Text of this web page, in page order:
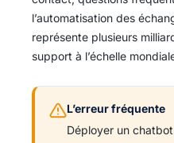
l’automatisation des
représente plusieurs
support à l’échelle
L’erreur fréquente
Déployer un